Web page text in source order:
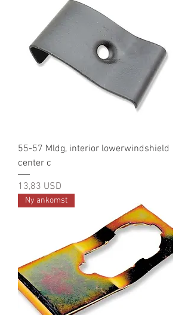
55-57 Mldg, interior lowerwindshield
center c
Pris
13,83 USD
Ny ankomst